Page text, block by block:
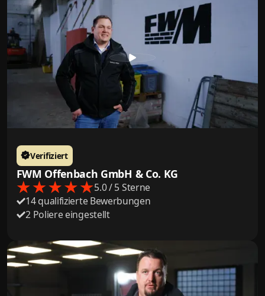
FWM Offenbach GmbH & Co. KG
Verifiziert
5.0 / 5 Sterne
14 qualifizierte Bewerbungen
2 Poliere eingestellt